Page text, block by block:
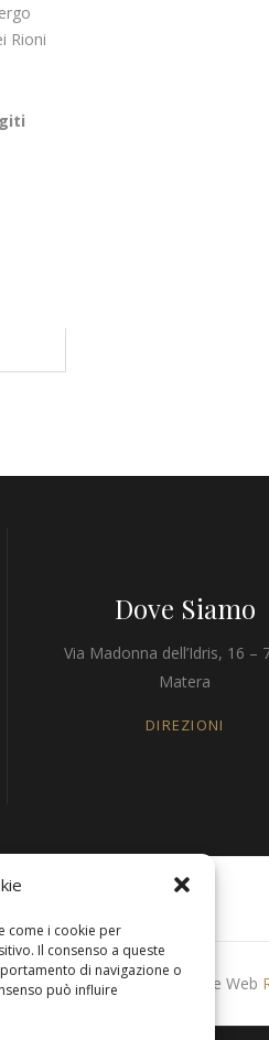
come i cookie per
Il consenso a queste
di navigazione o
può influire
Rioni
Dove Siamo
Via Madonna dell’Idris, 16 –
Matera
DIREZIONI
Produzione Web